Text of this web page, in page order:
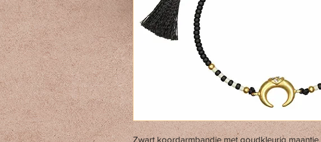
Zwart koordarmbandje met goudkleurig maantje